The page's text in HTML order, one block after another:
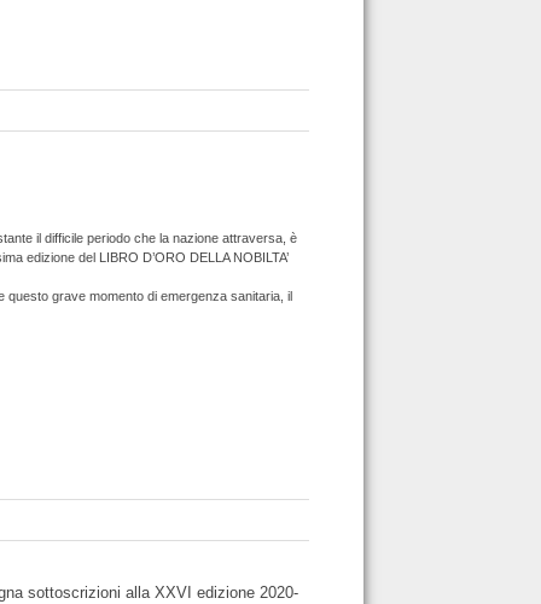
il difficile periodo che la nazione attraversa, è
edizione del LIBRO D’ORO DELLA NOBILTA’
questo grave momento di emergenza sanitaria, il
sottoscrizioni alla XXVI edizione 2020-